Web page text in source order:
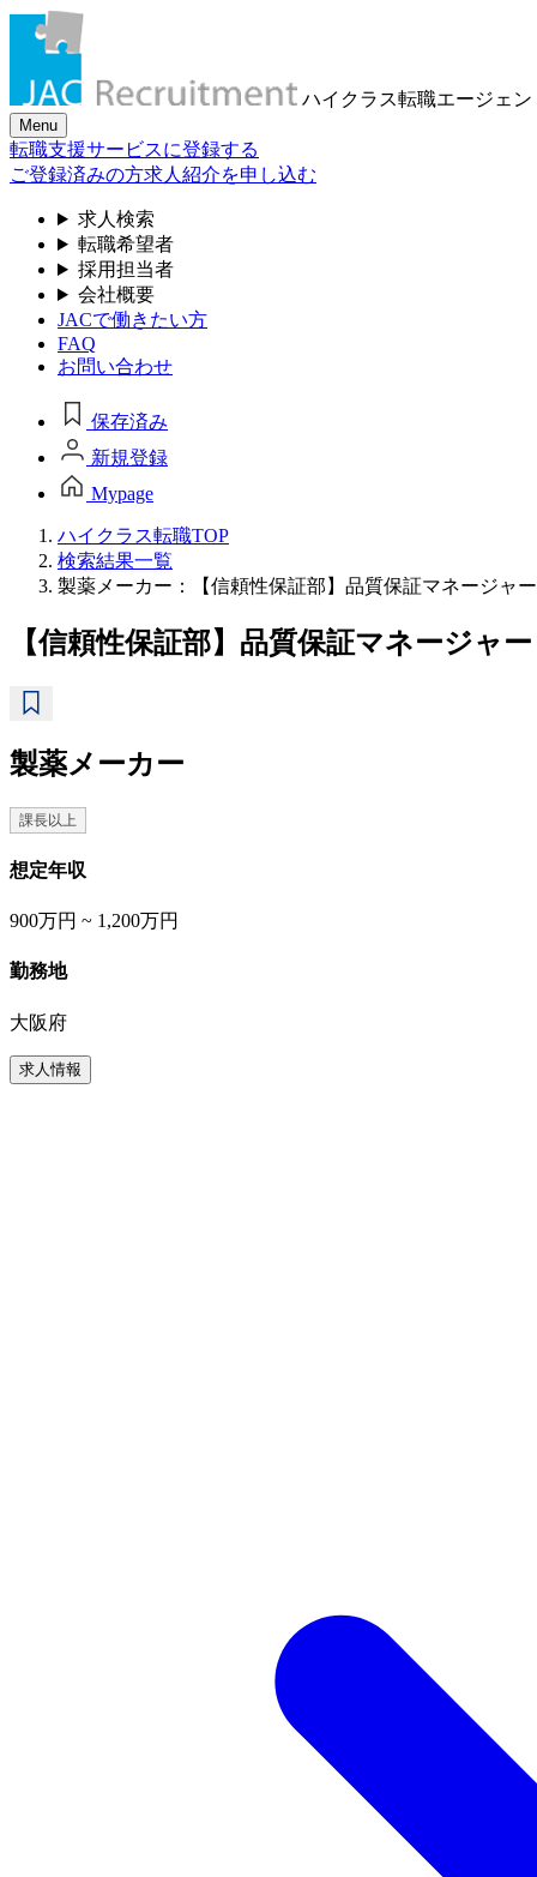
ハイクラス転職エージェン
Menu
転職支援サービスに登録する
ご登録済みの方求人紹介を申し込む
求人検索
転職希望者
採用担当者
会社概要
JACで働きたい方
FAQ
お問い合わせ
保存済み
新規登録
Mypage
ハイクラス転職TOP
検索結果一覧
製薬メーカー：【信頼性保証部】品質保証マネージャ
【信頼性保証部】品質保証マネージャー
製薬メーカー
課長以上
想定年収
900万円 ~ 1,200万円
勤務地
大阪府
求人情報